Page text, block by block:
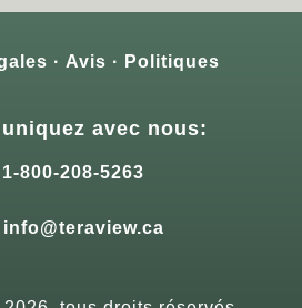
Avis Politiques
avec nous:
1-800-208-5263
info@teraview.ca